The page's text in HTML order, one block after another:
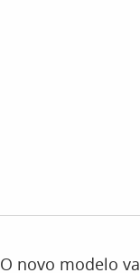
O novo modelo